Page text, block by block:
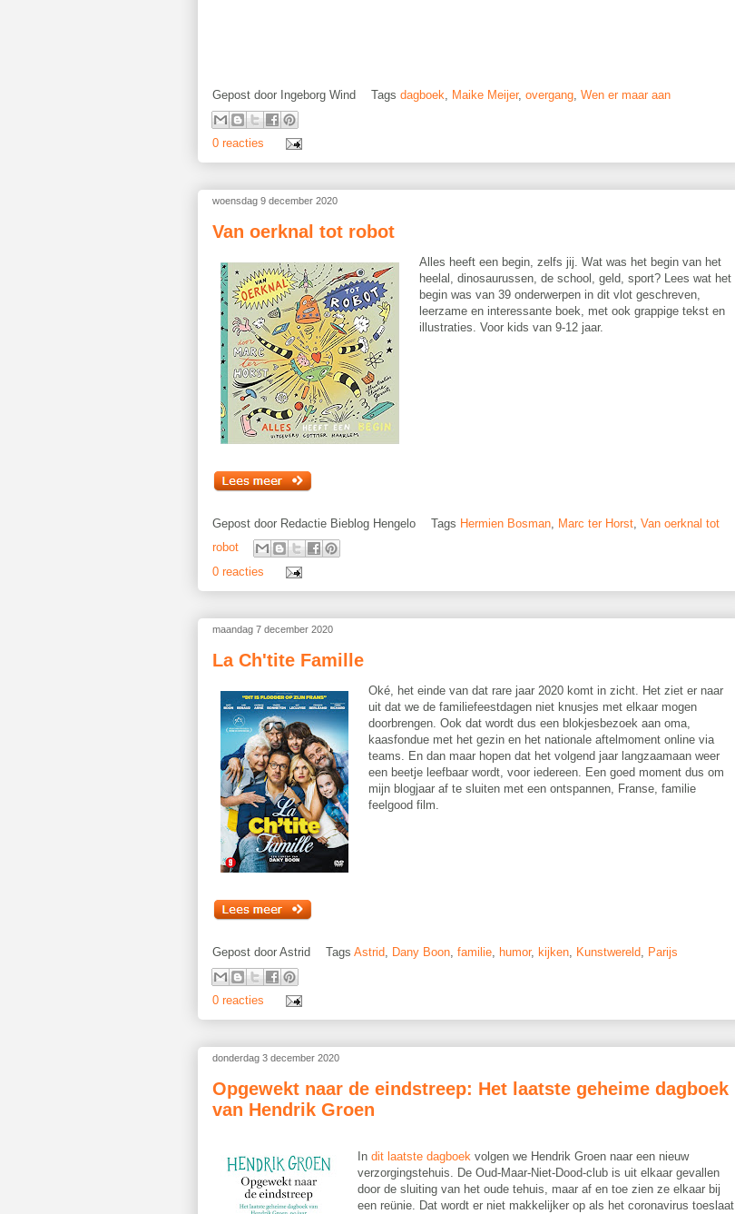
Gepost door Ingeborg Wind Tags dagboek, Maike Meijer, overgang, Wen er maar aan
0 reacties
woensdag 9 december 2020
Van oerknal tot robot
Alles heeft een begin, zelfs jij. Wat was het begin van het
heelal, dinosaurussen, de school, geld, sport? Lees wat het
begin was van 39 onderwerpen in dit vlot geschreven,
leerzame en interessante boek, met ook grappige tekst en
illustraties. Voor kids van 9-12 jaar.
Gepost door Redactie Bieblog Hengelo Tags Hermien Bosman, Marc ter Horst, Van oerknal tot
robot
0 reacties
maandag 7 december 2020
La Ch'tite Famille
Oké, het einde van dat rare jaar 2020 komt in zicht. Het ziet er naar
uit dat we de familiefeestdagen niet knusjes met elkaar mogen
doorbrengen. Ook dat wordt dus een blokjesbezoek aan oma,
kaasfondue met het gezin en het nationale aftelmoment online via
teams. En dan maar hopen dat het volgend jaar langzaamaan weer
een beetje leefbaar wordt, voor iedereen. Een goed moment dus om
mijn blogjaar af te sluiten met een ontspannen, Franse, familie
feelgood film.
Gepost door Astrid Tags Astrid, Dany Boon, familie, humor, kijken, Kunstwereld, Parijs
0 reacties
donderdag 3 december 2020
Opgewekt naar de eindstreep: Het laatste geheime dagboek
van Hendrik Groen
In dit laatste dagboek volgen we Hendrik Groen naar een nieuw
verzorgingstehuis. De Oud-Maar-Niet-Dood-club is uit elkaar gevallen
door de sluiting van het oude tehuis, maar af en toe zien ze elkaar bij
een reünie. Dat wordt er niet makkelijker op als het coronavirus toeslaat